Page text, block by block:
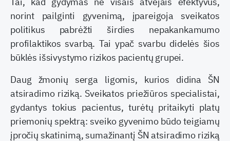
norint pailginti gyvenimą, įpareigoja sveikatos
politikus pabrėžti širdies nepakankamumo
profilaktikos svarbą. Tai ypač svarbu didelės šios
būklės išsivystymo rizikos pacientų grupei.
Daug žmonių serga ligomis, kurios didina ŠN
atsiradimo riziką. Sveikatos priežiūros specialistai,
gydantys tokius pacientus, turėtų pritaikyti platų
priemonių spektrą: sveiko gyvenimo būdo teigiamų
įpročių skatinimą, sumažinantį ŠN atsiradimo riziką